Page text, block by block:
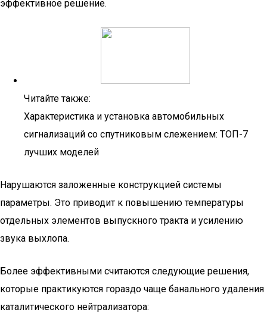
эффективное решение.
Читайте также:
Характеристика и установка автомобильных
сигнализаций со спутниковым слежением: ТОП-7
лучших моделей
Нарушаются заложенные конструкцией системы
параметры. Это приводит к повышению температуры
отдельных элементов выпускного тракта и усилению
звука выхлопа.
Более эффективными считаются следующие решения,
которые практикуются гораздо чаще банального удаления
каталитического нейтрализатора: